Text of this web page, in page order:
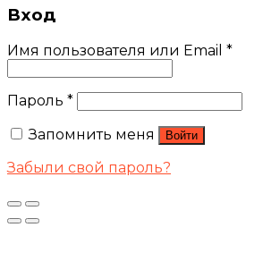
Вход
Имя пользователя или Email *
Пароль *
Запомнить меня
Войти
Забыли свой пароль?